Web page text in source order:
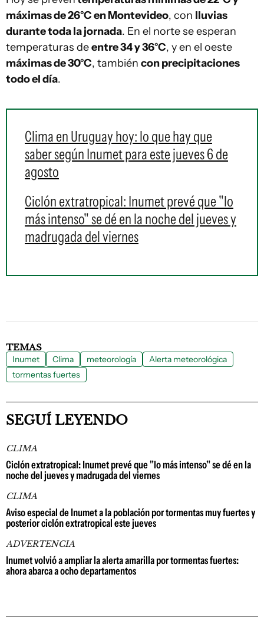
máximas de 26°C en Montevideo, con lluvias
durante toda la jornada. En el norte se esperan
temperaturas deentre 34 y 36°C, y en el oeste
máximas de 30°C, también con precipitaciones
todo el día.
Clima en Uruguay hoy: lo que hay que
saber según Inumet para este jueves 6 de
agosto
Ciclón extratropical: Inumet prevé que "lo
más intenso" se dé en la noche del jueves y
madrugada del viernes
TEMAS
Inumet Clima meteorología
Alerta meteorológica
tormentas fuertes
SEGUÍ LEYENDO
CLIMA
Ciclón extratropical: Inumet prevé que "lo más intenso" se dé en la
noche del jueves y madrugada del viernes
CLIMA
Aviso especial de Inumet a la población por tormentas muy fuertes y
posterior ciclón extratropical este jueves
ADVERTENCIA
Inumet volvió a ampliar la alerta amarilla por tormentas fuertes:
ahora abarca a ocho departamentos